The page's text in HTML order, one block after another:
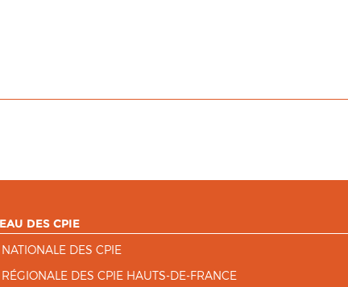
DES CPIE
DES CPIE
DES CPIE HAUTS-DE-FRANCE